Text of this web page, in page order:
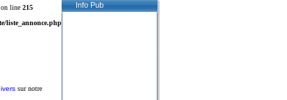
line 215
liste_annonce.php
sur notre
Info Pub